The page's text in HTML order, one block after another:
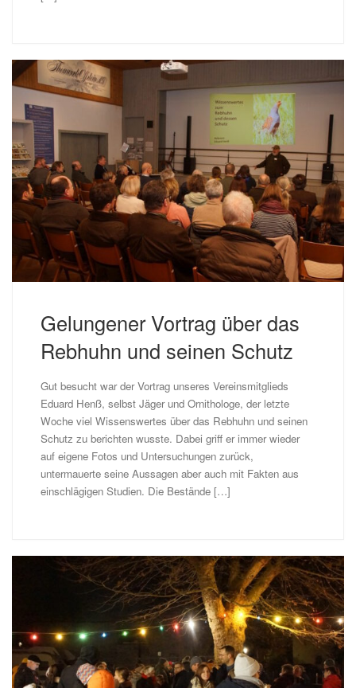
Gelungener Vortrag über das
Rebhuhn und seinen Schutz
Gut besucht war der Vortrag unseres Vereinsmitglieds
Eduard Henß, selbst Jäger und Ornithologe, der letzte
Woche viel Wissenswertes über das Rebhuhn und seinen
Schutz zu berichten wusste. Dabei griff er immer wieder
auf eigene Fotos und Untersuchungen zurück,
untermauerte seine Aussagen aber auch mit Fakten aus
einschlägigen Studien. Die Bestände […]